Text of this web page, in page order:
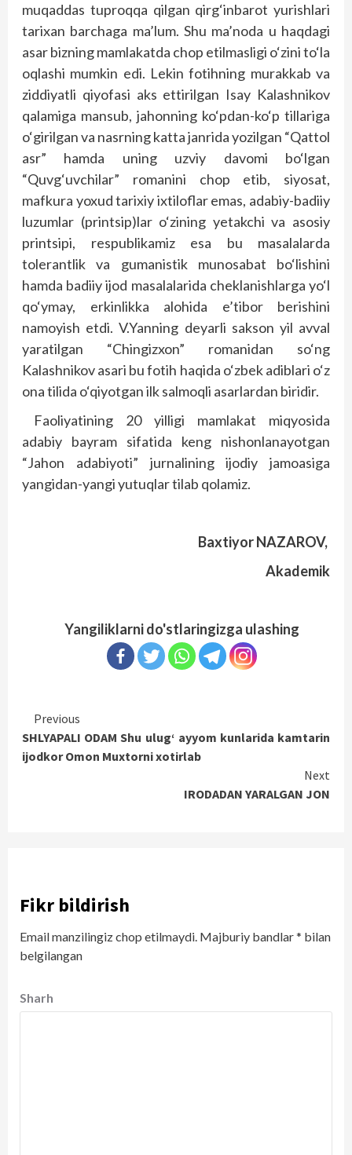
muqaddas tuproqqa qilgan qirg‘inbarot yurishlari
tarixan barchaga ma’lum. Shu ma’noda u haqdagi
asar bizning mamlakatda chop etilmasligi o‘zini to‘la
oqlashi mumkin edi. Lekin fotihning murakkab va
ziddiyatli qiyofasi aks ettirilgan Isay Kalashnikov
qalamiga mansub, jahonning ko‘pdan-ko‘p tillariga
o‘girilgan va nasrning katta janrida yozilgan “Qattol
asr” hamda uning uzviy davomi bo‘lgan
“Quvg‘uvchilar” romanini chop etib, siyosat,
mafkura yoxud tarixiy ixtiloflar emas, adabiy-badiiy
luzumlar (printsip)lar o‘zining yetakchi va asosiy
printsipi, respublikamiz esa bu masalalarda
tolerantlik va gumanistik munosabat bo‘lishini
hamda badiiy ijod masalalarida cheklanishlarga yo‘l
qo‘ymay, erkinlikka alohida e’tibor berishini
namoyish etdi. V.Yanning deyarli sakson yil avval
yaratilgan “Chingizxon” romanidan so‘ng
Kalashnikov asari bu fotih haqida o‘zbek adiblari o‘z
ona tilida o‘qiyotgan ilk salmoqli asarlardan biridir.
Faoliyatining 20 yilligi mamlakat miqyosida
adabiy bayram sifatida keng nishonlanayotgan
“Jahon adabiyoti” jurnalining ijodiy jamoasiga
yangidan-yangi yutuqlar tilab qolamiz.
Baxtiyor NAZAROV,
Akademik
Yangiliklarni do'stlaringizga ulashing
Continue
Reading
Previous
SHLYAPALI ODAM Shu ulug‘ ayyom kunlarida kamtarin
ijodkor Omon Muxtorni xotirlab
Next
IRODADAN YARALGAN JON
Fikr bildirish
Email manzilingiz chop etilmaydi. Majburiy bandlar* bilan
belgilangan
Sharh